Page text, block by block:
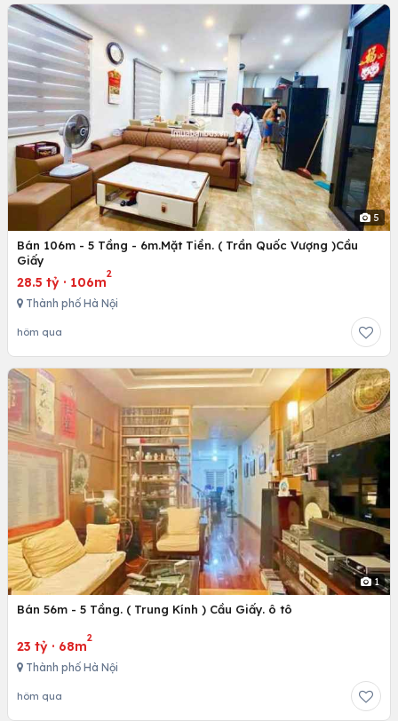
5
Bán 106m - 5 Tầng - 6m.Mặt Tiền. ( Trần Quốc Vượng )Cầu
Giấy
28.5 tỷ · 106m
2
Thành phố Hà Nội
hôm qua
1
Bán 56m - 5 Tầng. ( Trung Kính ) Cầu Giấy. ô tô
23 tỷ · 68m
2
Thành phố Hà Nội
hôm qua